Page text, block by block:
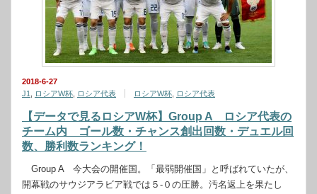
2018-6-27
J1
ロシアW杯 ロシア代表 ロシアW杯 ロシア代表
【データで見るロシアW杯】Group A ロシア代表の
チーム内 ゴール数・チャンス創出回数・デュエル回
数、勝利数ランキング！
Group A 今大会の開催国。「最弱開催国」と呼ばれていたが、
開幕戦のサウジアラビア戦では５-０の圧勝。汚名返上を果たし